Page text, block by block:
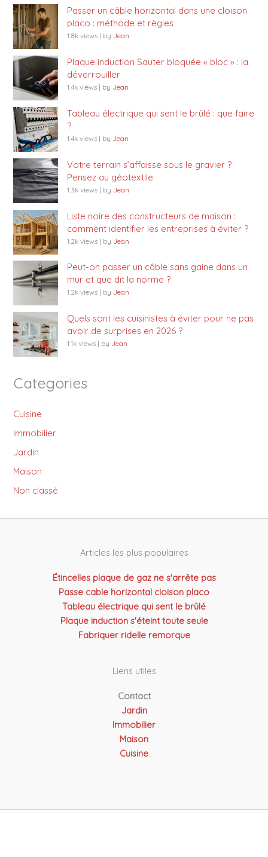
Passer un câble horizontal dans une cloison
placo : méthode et règles
1.8k views | by Jean
Plaque induction Sauter bloquée « bloc » : la
déverrouiller
1.4k views | by Jean
Tableau électrique qui sent le brûlé : que faire
?
1.4k views | by Jean
Votre terrain s’affaisse sous le gravier ?
Pensez au géotextile
1.3k views | by Jean
Liste noire des constructeurs de maison :
comment identifier les entreprises à éviter ?
1.2k views | by Jean
Peut-on passer un câble sans gaine dans un
mur et que dit la norme ?
1.2k views | by Jean
Quels sont les cuisinistes à éviter pour ne pas
avoir de surprises en 2026 ?
1.1k views | by Jean
Categories
Cuisine
Immobilier
Jardin
Maison
Non classé
Articles les plus populaires
Étincelles plaque de gaz ne s'arrête pas
Passe cable horizontal cloison placo
Tableau électrique qui sent le brûlé
Plaque induction s'éteint toute seule
Fabriquer ridelle remorque
Liens utiles
Contact
Jardin
Immobilier
Maison
Cuisine